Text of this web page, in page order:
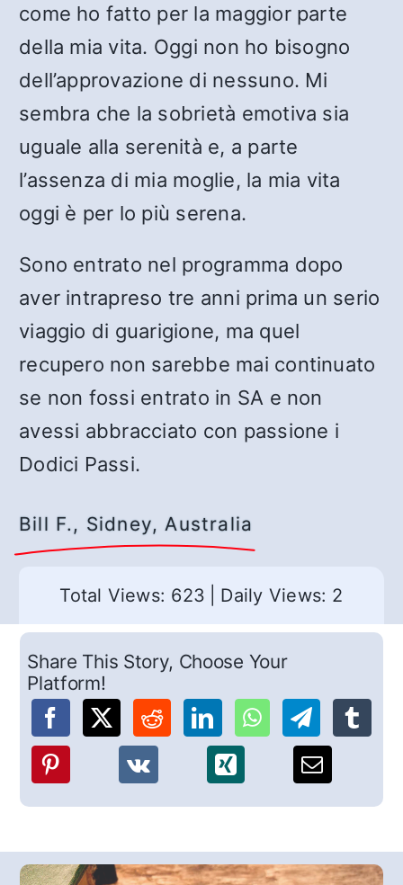
come ho fatto per la maggior parte
della mia vita. Oggi non ho bisogno
dell’approvazione di nessuno. Mi
sembra che la sobrietà emotiva sia
uguale alla serenità e, a parte
l’assenza di mia moglie, la mia vita
oggi è per lo più serena.
Sono entrato nel programma dopo
aver intrapreso tre anni prima un serio
viaggio di guarigione, ma quel
recupero non sarebbe mai continuato
se non fossi entrato in SA e non
avessi abbracciato con passione i
Dodici Passi.
Bill F., Sidney, Australia
Total Views: 623 Daily Views: 2
Share This Story, Choose Your
Platform!